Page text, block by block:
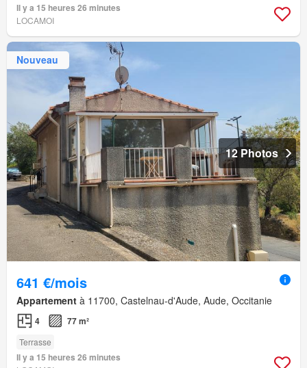
Il y a 15 heures 26 minutes
LOCAMOI
Nouveau
12 Photos
641 €/mois
Appartement à 11700, Castelnau-d'Aude, Aude, Occitanie
4 77 m²
Terrasse
Il y a 15 heures 26 minutes